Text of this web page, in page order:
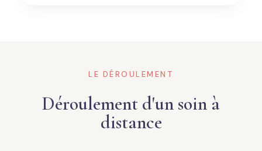
LE DÉROULEMENT
Déroulement d'un soin à
distance